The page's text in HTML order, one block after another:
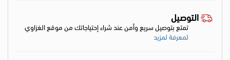
التوصيل
تمتع بتوصيل سريع وأمن عند شراء إحتياجاتك من موقع الغزاوي
لمعرفة لمزيد